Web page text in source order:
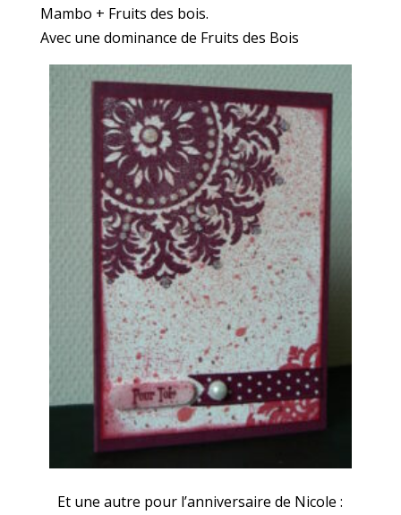
Mambo + Fruits des bois.
Avec une dominance de Fruits des Bois
Et une autre pour l’anniversaire de Nicole :